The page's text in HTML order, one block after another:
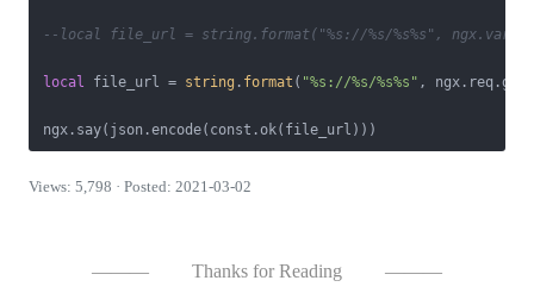
--local file_url = string.format("%s://%s/%s%s",
local file_url = string . format ( "%s://%s/%s%s" ,
ngx.say(json.encode(const.ok(file_url)))
Views: 5,798 · Posted: 2021-03-02
——— Thanks for Reading ———